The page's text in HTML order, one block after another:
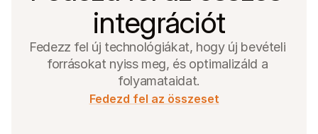
integrációt
Fedezz fel új technológiákat, hogy új bevételi
forrásokat nyiss meg, és optimalizáld a
folyamataidat.
Fedezd fel az összeset